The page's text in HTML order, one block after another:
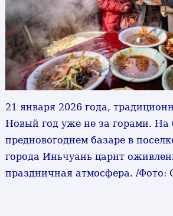
21 января 2026 года,
Новый год уже не за горами. На
предновогоднем базаре в
города Иньчуань царит
праздничная атмосфера. /Фото: